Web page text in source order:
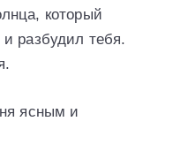
который
разбудил тебя.
ясным и